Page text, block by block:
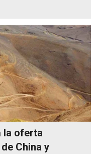
la oferta
China y